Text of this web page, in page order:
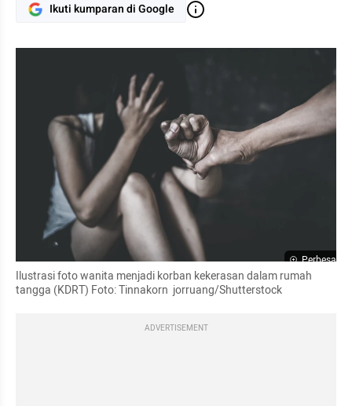
Ikuti kumparan di Google
Perbesar
Ilustrasi foto wanita menjadi korban kekerasan dalam rumah
tangga (KDRT) Foto: Tinnakorn  jorruang/Shutterstock
ADVERTISEMENT